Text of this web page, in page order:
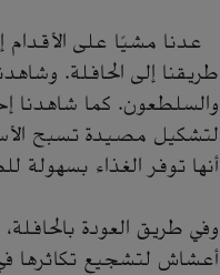
عدنا مشيًا على
طريقنا إلى الحافلة.
والسلطعون. كما
لتشكيل مصيدة تسبح
أنها توفر الغذاء بسهولة
وفي طريق العودة
أعشاش لتشجيع تكاثرها